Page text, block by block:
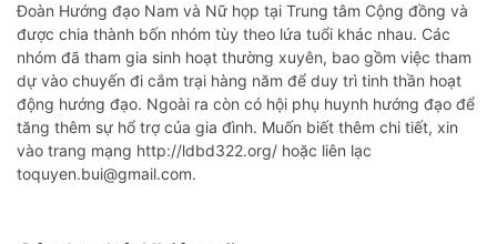
Đoàn Hướng đạo Nam và Nữ họp tại Trung tâm Cộng đồng và
được chia thành bốn nhóm tùy theo lứa tuổi khác nhau. Các
nhóm đã tham gia sinh hoạt thường xuyên, bao gồm việc tham
dự vào chuyến đi cắm trại hàng năm để duy trì tinh thần hoạt
động hướng đạo. Ngoài ra còn có hội phụ huynh hướng đạo để
tăng thêm sự hổ trợ của gia đình. Muốn biết thêm chi tiết, xin
vào trang mạng http://ldbd322.org/ hoặc liên lạc
toquyen.bui@gmail.com.